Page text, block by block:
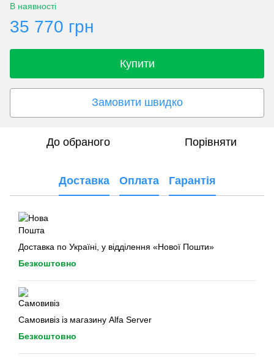
В наявності
35 770 грн
Купити
Замовити швидко
До обраного Порівняти
Доставка Оплата Гарантія
Доставка по Україні, у відділення «Нової Пошти»
Безкоштовно
Самовивіз із магазину Alfa Server
Безкоштовно